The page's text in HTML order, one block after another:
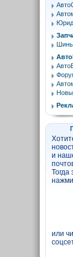
Шины
и
или